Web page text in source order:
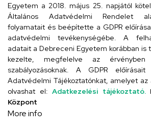
4024 Debrecen, Kossuth
Szervezeti
UD telefonkönyv
Egyetem a 2018. május 25. napjától
Általános Adatvédelmi Rendelet
folyamatait és beépítette a GDPR
adatvédelmi tevékenységébe. A
adatait a Debreceni Egyetem korábban is
kezelte, megfelelve az érvényben
szabályozásoknak. A GDPR
Adatvédelmi Tájékoztatónkat, amelyet az
olvashat el: Adatkezelési tájékoztató.
Központ
More info